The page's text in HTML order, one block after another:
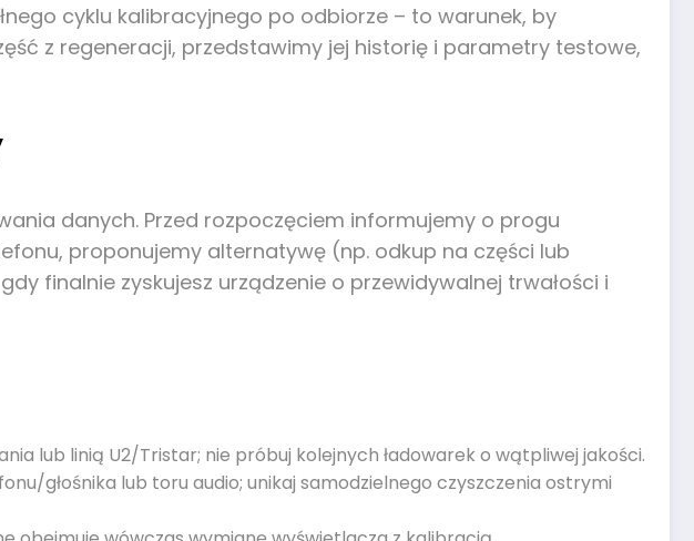
cyklu kalibracyjnego po odbiorze – to warunek, by
z regeneracji, przedstawimy jej historię i parametry testowe,
danych. Przed rozpoczęciem informujemy o progu
proponujemy alternatywę (np. odkup na części lub
finalnie zyskujesz urządzenie o przewidywalnej trwałości i
lub linią U2/Tristar; nie próbuj kolejnych ładowarek o wątpliwej jakości.
głośnika lub toru audio; unikaj samodzielnego czyszczenia ostrymi